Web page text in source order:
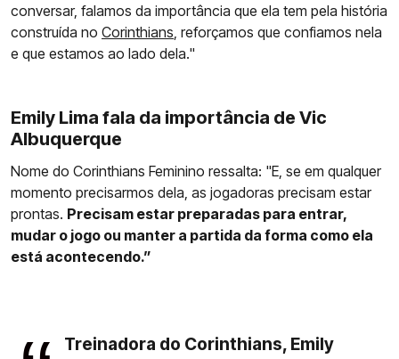
conversar, falamos da importância que ela tem pela história
construída no Corinthians , reforçamos que confiamos nela
e que estamos ao lado dela."
Emily Lima fala da importância de Vic
Albuquerque
Nome do Corinthians Feminino ressalta: "E, se em qualquer
momento precisarmos dela, as jogadoras precisam estar
prontas. Precisam estar preparadas para entrar,
mudar o jogo ou manter a partida da forma como ela
está acontecendo.”
Treinadora do Corinthians, Emily